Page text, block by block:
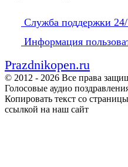
Служба поддержки
Информация
Prazdnikopen.ru
© 2012 - 2026 Все права
Голосовые аудио
Копировать текст со
ссылкой на наш сайт